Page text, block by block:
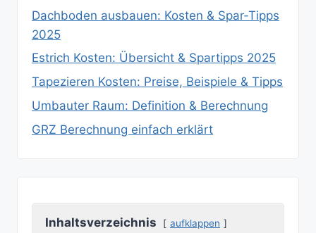
Dachboden ausbauen: Kosten & Spar‑Tipps
2025
Estrich Kosten: Übersicht & Spartipps 2025
Tapezieren Kosten: Preise, Beispiele & Tipps
Umbauter Raum: Definition & Berechnung
GRZ Berechnung einfach erklärt
Inhaltsverzeichnis aufklappen